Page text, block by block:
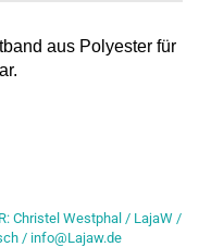
aus Polyester für
Christel Westphal / LajaW /
/ info@Lajaw.de